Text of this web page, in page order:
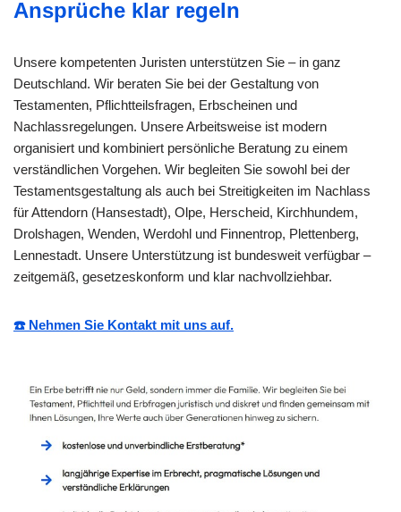
Ansprüche klar regeln
Unsere kompetenten Juristen unterstützen Sie – in ganz
Deutschland. Wir beraten Sie bei der Gestaltung von
Testamenten, Pflichtteilsfragen, Erbscheinen und
Nachlassregelungen. Unsere Arbeitsweise ist modern
organisiert und kombiniert persönliche Beratung zu einem
verständlichen Vorgehen. Wir begleiten Sie sowohl bei der
Testamentsgestaltung als auch bei Streitigkeiten im Nachlass
für Attendorn (Hansestadt), Olpe, Herscheid, Kirchhundem,
Drolshagen, Wenden, Werdohl und Finnentrop, Plettenberg,
Lennestadt. Unsere Unterstützung ist bundesweit verfügbar –
zeitgemäß, gesetzeskonform und klar nachvollziehbar.
☎️ Nehmen Sie Kontakt mit uns auf.